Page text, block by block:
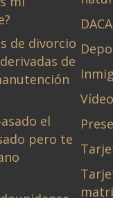
de divorcio
de
el
pero te
DACA